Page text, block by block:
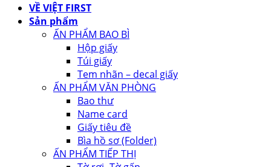
VỀ VIỆT FIRST
Sản phẩm
ẤN PHẨM BAO BÌ
Hộp giấy
Túi giấy
Tem nhãn – decal giấy
ẤN PHẨM VĂN PHÒNG
Bao thư
Name card
Giấy tiêu đề
Bìa hồ sơ (Folder)
ẤN PHẨM TIẾP THỊ